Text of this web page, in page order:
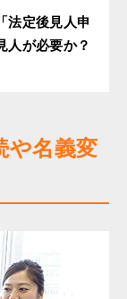
法定後見人申
人が必要か？
や名義変